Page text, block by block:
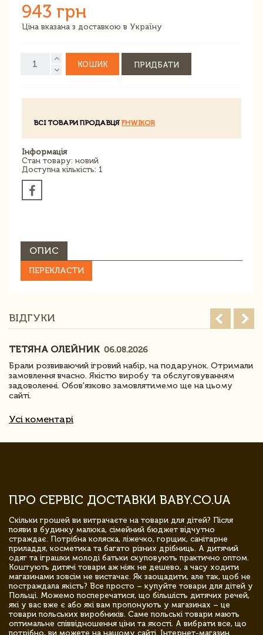
943 грн
Ціна вказана з доставкою в Україну
КОШИК ПРИДБАТИ
ВСІ ТОВАРИ ПРОДАВЦЯ FHWIKOR
Інформація
Стан товару: новий
Доступна кількість: 1
ОПИС
ПЕРЕКЛАСТИ
ВІДГУКИ
ТЕТЯНА ОЛЕЙНИК 06.08.2026
Брали розвиваючий ігровий набір, на подарунок. Отримали
замовлення вчасно. Якістю виробу та обслуговуванням
задоволенні. Обов'язково замовлятимемо ще на цьому
сайті.
Усі коментарі
ПРО СЕРВІС ДОСТАВКИ BABY.CO.UA
Скільки грошей ви витрачаєте на товари для дітей? Після
появи в будинку малюка, сімейний бюджет відчутно
страждає. Потрібна коляска, ліжечко, горщик, санітарне
приладдя, косметика та багато різних дрібниць. А дитячий
одяг та іграшки молоді батьки скуповують практично оптом.
Коштують дитячі товари аж ніяк не дешево, а часу ходити
магазинами зовсім не вистачає. Як заощадити, але так, щоб не
постраждала якість? Все просто – купуйте товари для дітей у
Польщі. Можемо посперечатися, що більшість дитячих речей,
які у вас вже є або які вам пропонують у магазинах – це
товари польських виробників. Саме польські товари мають
оптимальне співвідношення ціни та якості. А вибрати все, що
потрібно, ви можете на нашому сайті. Інтернет-магазин